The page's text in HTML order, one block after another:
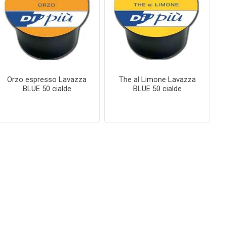
Orzo espresso Lavazza
BLUE 50 cialde
The al Limone Lavazza
BLUE 50 cialde